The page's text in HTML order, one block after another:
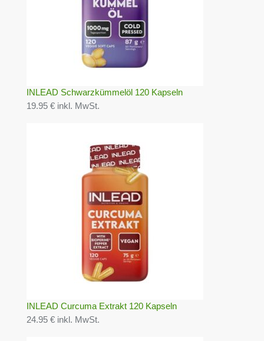
INLEAD Schwarzkümmelöl 120 Kapseln
19.95 € inkl. MwSt.
INLEAD Curcuma Extrakt 120 Kapseln
24.95 € inkl. MwSt.